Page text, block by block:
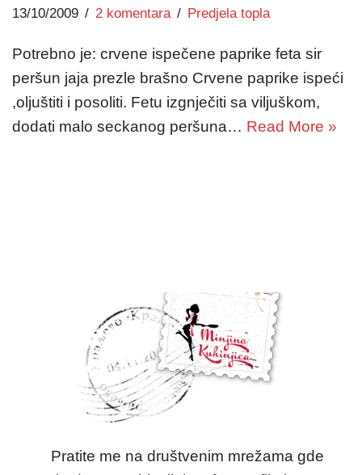
13/10/2009 2 komentara Predjela topla
Potrebno je: crvene ispečene paprike feta sir
peršun jaja prezle brašno Crvene paprike ispeći
,oljuštiti i posoliti. Fetu izgnječiti sa viljuškom,
dodati malo seckanog peršuna… Read More »
Pratite me na društvenim mrežama gde